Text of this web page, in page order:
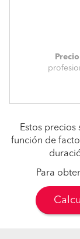
Estos
función de
Para